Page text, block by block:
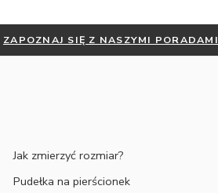
ZAPOZNAJ SIĘ Z NASZYMI PORADAMI
Jak zmierzyć rozmiar?
Pudełka na pierścionek